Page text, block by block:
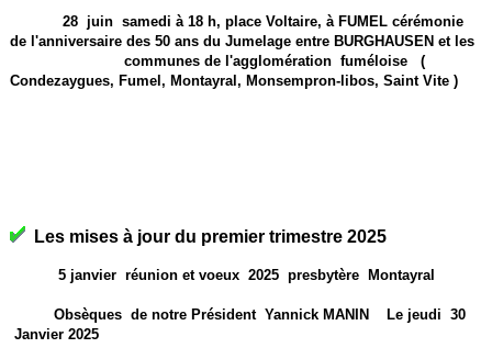
28 juin samedi à 18 h, place Voltaire, à FUMEL cérémonie
de l'anniversaire des 50 ans du Jumelage entre BURGHAUSEN et les
communes de l'agglomération fuméloise (
Condezaygues, Fumel, Montayral, Monsempron-libos, Saint Vite )
Les mises à jour du premier trimestre 2025
5 janvier réunion et voeux 2025 presbytère Montayral
Obsèques de notre Président Yannick MANIN Le jeudi 30
Janvier 2025